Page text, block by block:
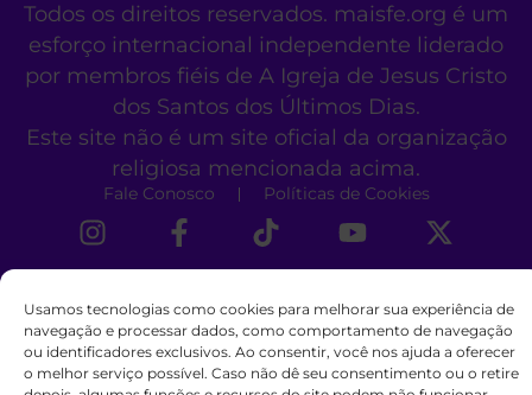
Usamos tecnologias como cookies para melhorar sua experiência de
navegação e processar dados, como comportamento de navegação
ou identificadores exclusivos. Ao consentir, você nos ajuda a oferecer
o melhor serviço possível. Caso não dê seu consentimento ou o retire
Todos os direitos reservados. maisfe.org é um
esforço internacional independente liderado
por membros fiéis de A Igreja de Jesus Cristo
dos Santos dos Últimos Dias.
Este site não é um site oficial da organização
religiosa mencionada acima.
Fale Conosco Políticas de Cookies